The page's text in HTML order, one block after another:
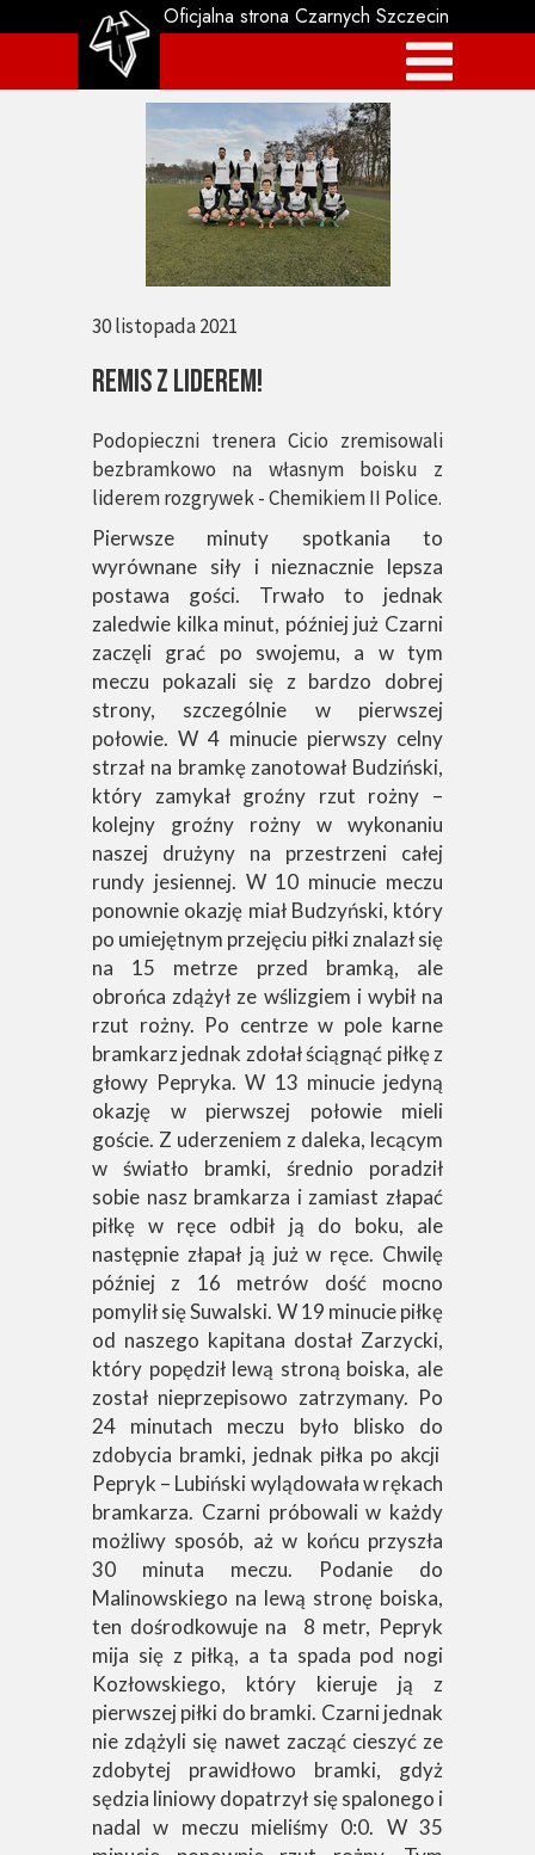
Podopieczni trenera Cicio zremisowali
bezbramkowo na własnym boisku z
liderem rozgrywek - Chemikiem II Police.
Pierwsze minuty spotkania to
wyrównane siły i nieznacznie lepsza
postawa gości. Trwało to jednak
zaledwie kilka minut, później już Czarni
zaczęli grać po swojemu, a w tym
meczu pokazali się z bardzo dobrej
strony, szczególnie w pierwszej
połowie. W 4 minucie pierwszy celny
strzał na bramkę zanotował Budziński,
który zamykał groźny rzut rożny –
kolejny groźny rożny w wykonaniu
naszej drużyny na przestrzeni całej
rundy jesiennej. W 10 minucie meczu
ponownie okazję miał Budzyński, który
po umiejętnym przejęciu piłki znalazł się
na 15 metrze przed bramką, ale
obrońca zdążył ze wślizgiem i wybił na
rzut rożny. Po centrze w pole karne
bramkarz jednak zdołał ściągnąć piłkę z
głowy Pepryka. W 13 minucie jedyną
okazję w pierwszej połowie mieli
goście. Z uderzeniem z daleka, lecącym
w światło bramki, średnio poradził
sobie nasz bramkarza i zamiast złapać
piłkę w ręce odbił ją do boku, ale
następnie złapał ją już w ręce. Chwilę
później z 16 metrów dość mocno
pomylił się Suwalski. W 19 minucie piłkę
od naszego kapitana dostał Zarzycki,
który popędził lewą stroną boiska, ale
został nieprzepisowo zatrzymany. Po
24 minutach meczu było blisko do
zdobycia bramki, jednak piłka po akcji
Pepryk – Lubiński wylądowała w rękach
bramkarza. Czarni próbowali w każdy
możliwy sposób, aż w końcu przyszła
30 minuta meczu. Podanie do
Malinowskiego na lewą stronę boiska,
ten dośrodkowuje na 8 metr, Pepryk
mija się z piłką, a ta spada pod nogi
Kozłowskiego, który kieruje ją z
pierwszej piłki do bramki. Czarni jednak
nie zdążyli się nawet zacząć cieszyć ze
zdobytej prawidłowo bramki, gdyż
sędzia liniowy dopatrzył się spalonego i
nadal w meczu mieliśmy 0:0. W 35
Remis z Liderem!
30 listopada 2021
Oficjalna strona Czarnych Szczecin